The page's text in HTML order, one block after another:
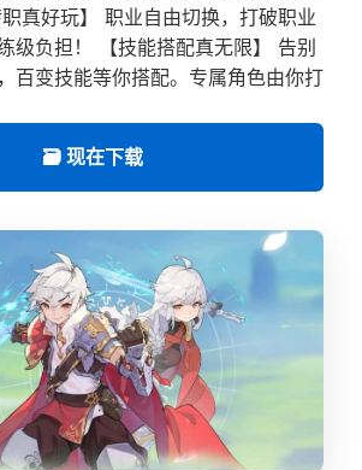
真好玩】 职业自由切换，打破职业
级负担！ 【技能搭配真无限】 告别
百变技能等你搭配。专属角色由你打
🗃️ 现在下载